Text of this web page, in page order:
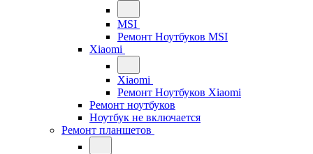
MSI
Ремонт Ноутбуков MSI
Xiaomi
Xiaomi
Ремонт Ноутбуков Xiaomi
Ремонт ноутбуков
Ноутбук не включается
Ремонт планшетов